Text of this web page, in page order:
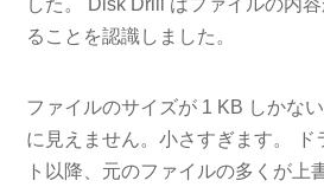
した。 Disk Drill はファイルの内
ることを認識しました。
ファイルのサイズが 1 KB しかな
に見えません。小さすぎます。 ド
ト以降、元のファイルの多くが上